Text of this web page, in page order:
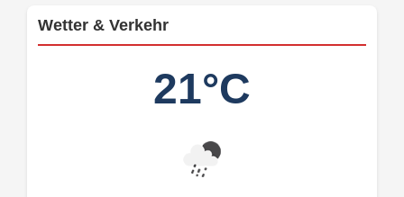
Wetter & Verkehr
21°C